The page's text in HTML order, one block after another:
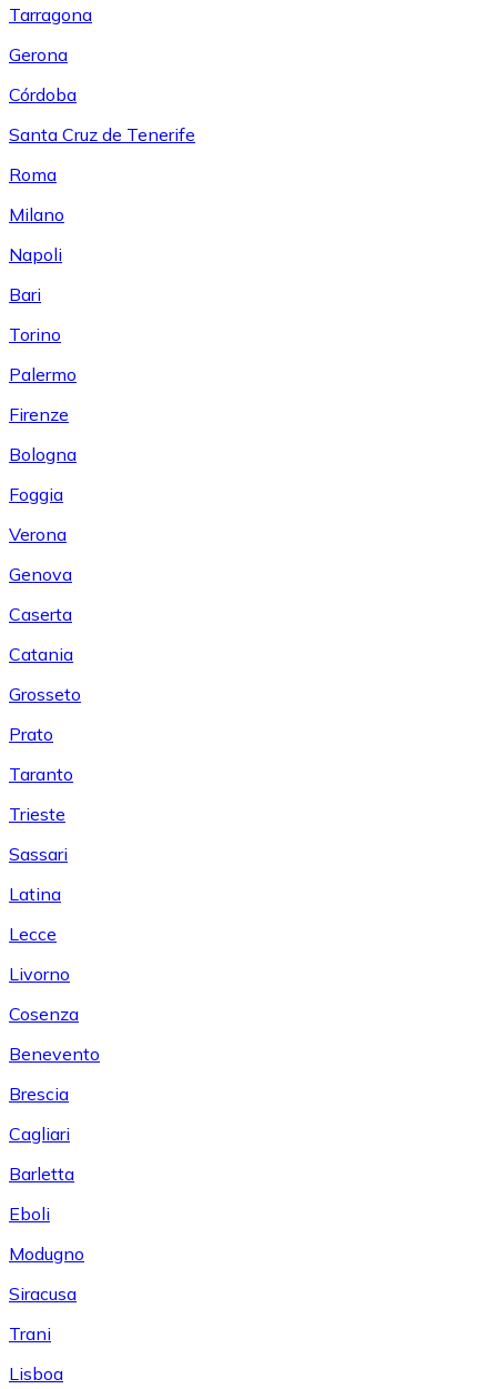
Tarragona
Gerona
Córdoba
Santa Cruz de Tenerife
Roma
Milano
Napoli
Bari
Torino
Palermo
Firenze
Bologna
Foggia
Verona
Genova
Caserta
Catania
Grosseto
Prato
Taranto
Trieste
Sassari
Latina
Lecce
Livorno
Cosenza
Benevento
Brescia
Cagliari
Barletta
Eboli
Modugno
Siracusa
Trani
Lisboa